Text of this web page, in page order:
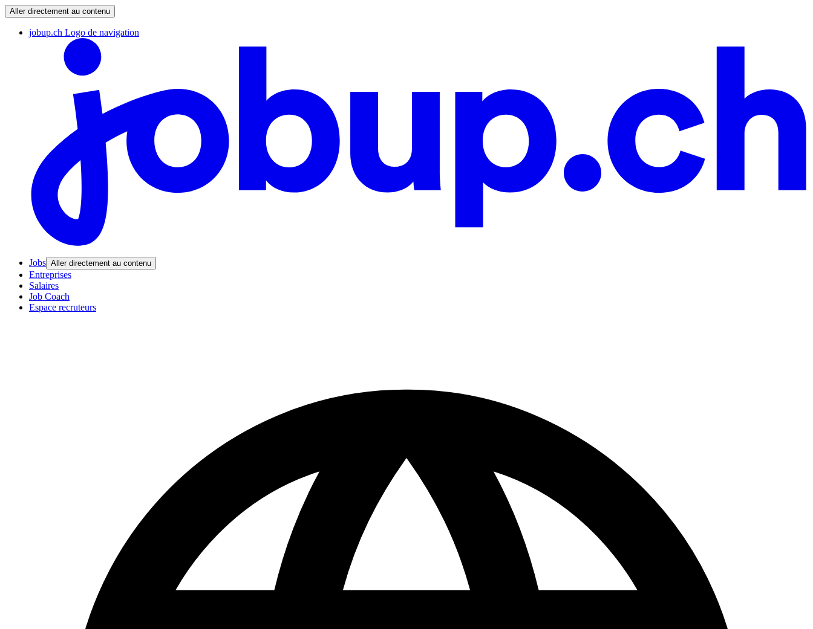
Aller directement au contenu
jobup.ch Logo de navigation
Jobs Aller directement au contenu
Entreprises
Salaires
Job Coach
Espace recruteurs